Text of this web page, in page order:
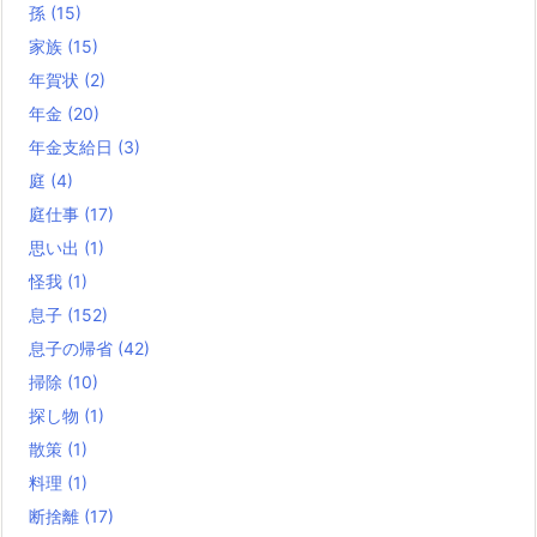
孫 (15)
家族 (15)
年賀状 (2)
年金 (20)
年金支給日 (3)
庭 (4)
庭仕事 (17)
思い出 (1)
怪我 (1)
息子 (152)
息子の帰省 (42)
掃除 (10)
探し物 (1)
散策 (1)
料理 (1)
断捨離 (17)